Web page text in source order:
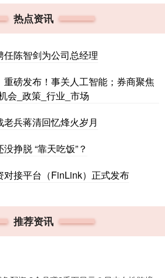
热点资讯
陈智剑为公司总经理
重磅发布！事关人工智能；券商聚焦
会_政策_行业_市场
兵蒋清回忆烽火岁月
挣脱 “靠天吃饭”？
对接平台（FinLink）正式发布
推荐资讯